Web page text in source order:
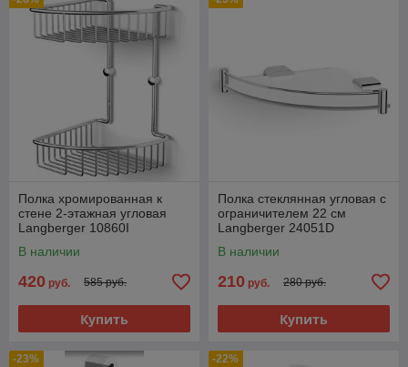
Полка хромированная к
стене 2-этажная угловая
Langberger 10860I
В наличии
420 руб. 585 руб.
Купить
Полка стеклянная угловая с
ограничителем 22 см
Langberger 24051D
В наличии
210 руб. 280 руб.
Купить
-23% -22%